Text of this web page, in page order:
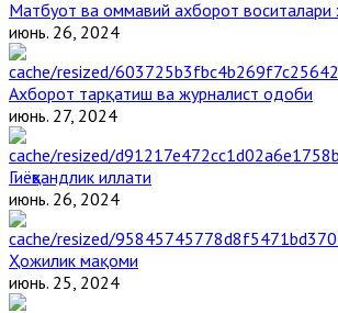
Матбуот ва оммавий ахборот воситалари
июнь. 26, 2024
Ахборот тарқатиш ва журналист одоби
июнь. 27, 2024
Гиёҳвандлик иллати
июнь. 26, 2024
Ҳожилик мақоми
июнь. 25, 2024